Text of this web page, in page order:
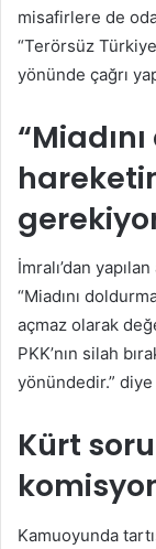
misafirlere de
“Terörsüz
yönünde çağrı
İmralı’dan
“Miadını
açmaz olarak
PKK’nın silah
yönündedir.”
Kürt
Kamuoyunda